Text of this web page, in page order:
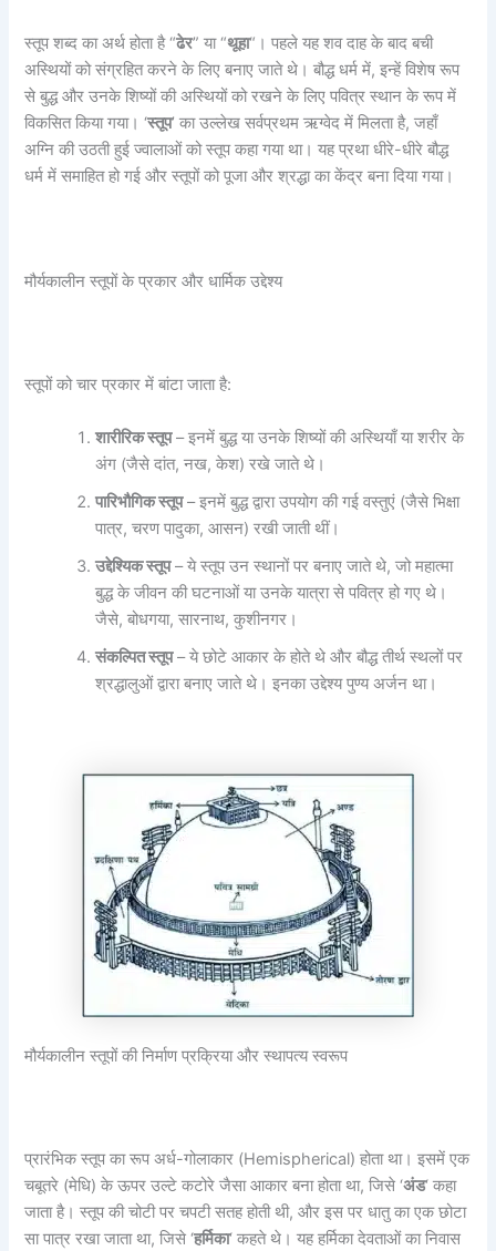
स्तूप शब्द का अर्थ होता है “ढेर” या “थूहा“। पहले यह शव दाह के बाद बची
अस्थियों को संग्रहित करने के लिए बनाए जाते थे। बौद्ध धर्म में, इन्हें विशेष रूप
से बुद्ध और उनके शिष्यों की अस्थियों को रखने के लिए पवित्र स्थान के रूप में
विकसित किया गया। ‘स्तूप’ का उल्लेख सर्वप्रथम ऋग्वेद में मिलता है, जहाँ
अग्नि की उठती हुई ज्वालाओं को स्तूप कहा गया था। यह प्रथा धीरे-धीरे बौद्ध
धर्म में समाहित हो गई और स्तूपों को पूजा और श्रद्धा का केंद्र बना दिया गया।
मौर्यकालीन स्तूपों के प्रकार और धार्मिक उद्देश्य
स्तूपों को चार प्रकार में बांटा जाता है:
शारीरिक स्तूप– इनमें बुद्ध या उनके शिष्यों की अस्थियाँ या शरीर के
अंग (जैसे दांत, नख, केश) रखे जाते थे।
पारिभौगिक स्तूप– इनमें बुद्ध द्वारा उपयोग की गई वस्तुएं (जैसे भिक्षा
पात्र, चरण पादुका, आसन) रखी जाती थीं।
उद्देश्यिक स्तूप– ये स्तूप उन स्थानों पर बनाए जाते थे, जो महात्मा
बुद्ध के जीवन की घटनाओं या उनके यात्रा से पवित्र हो गए थे।
जैसे, बोधगया, सारनाथ, कुशीनगर।
संकल्पित स्तूप– ये छोटे आकार के होते थे और बौद्ध तीर्थ स्थलों पर
श्रद्धालुओं द्वारा बनाए जाते थे। इनका उद्देश्य पुण्य अर्जन था।
मौर्यकालीन स्तूपों की निर्माण प्रक्रिया और स्थापत्य स्वरूप
प्रारंभिक स्तूप का रूप अर्ध-गोलाकार (Hemispherical) होता था। इसमें एक
चबूतरे (मेधि) के ऊपर उल्टे कटोरे जैसा आकार बना होता था, जिसे ‘अंड‘ कहा
जाता है। स्तूप की चोटी पर चपटी सतह होती थी, और इस पर धातु का एक छोटा
सा पात्र रखा जाता था, जिसे ‘हर्मिका‘ कहते थे। यह हर्मिका देवताओं का निवास